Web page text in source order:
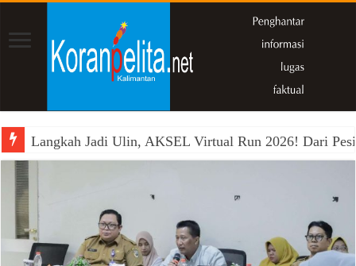
Langkah Jadi Ulin, AKSEL Virtual Run 2026! Dari